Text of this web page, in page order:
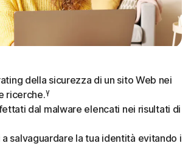
della sicurezza di un sito Web nei
ricerche.γ
dal malware elencati nei risultati di
salvaguardare la tua identità evitando i